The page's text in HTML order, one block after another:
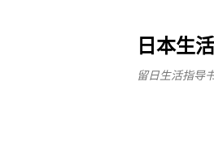
日本生
留日生活指导